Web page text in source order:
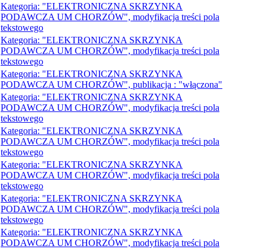
Kategoria: "ELEKTRONICZNA SKRZYNKA
PODAWCZA UM CHORZÓW", modyfikacja treści pola
tekstowego
Kategoria: "ELEKTRONICZNA SKRZYNKA
PODAWCZA UM CHORZÓW", modyfikacja treści pola
tekstowego
Kategoria: "ELEKTRONICZNA SKRZYNKA
PODAWCZA UM CHORZÓW", publikacja : "włączona"
Kategoria: "ELEKTRONICZNA SKRZYNKA
PODAWCZA UM CHORZÓW", modyfikacja treści pola
tekstowego
Kategoria: "ELEKTRONICZNA SKRZYNKA
PODAWCZA UM CHORZÓW", modyfikacja treści pola
tekstowego
Kategoria: "ELEKTRONICZNA SKRZYNKA
PODAWCZA UM CHORZÓW", modyfikacja treści pola
tekstowego
Kategoria: "ELEKTRONICZNA SKRZYNKA
PODAWCZA UM CHORZÓW", modyfikacja treści pola
tekstowego
Kategoria: "ELEKTRONICZNA SKRZYNKA
PODAWCZA UM CHORZÓW", modyfikacja treści pola